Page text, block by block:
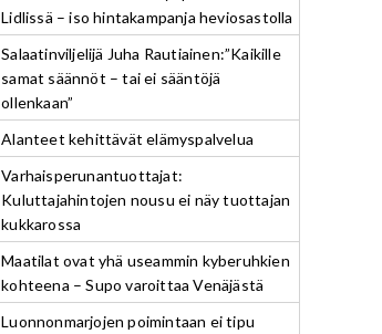
Lidlissä – iso hintakampanja heviosastolla
Salaatinviljelijä Juha Rautiainen:”Kaikille
samat säännöt – tai ei sääntöjä
ollenkaan”
Alanteet kehittävät elämyspalvelua
Varhaisperunantuottajat:
Kuluttajahintojen nousu ei näy tuottajan
kukkarossa
Maatilat ovat yhä useammin kyberuhkien
kohteena – Supo varoittaa Venäjästä
Luonnonmarjojen poimintaan ei tipu